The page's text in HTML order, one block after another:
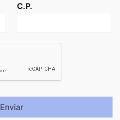
C.P.
Enviar